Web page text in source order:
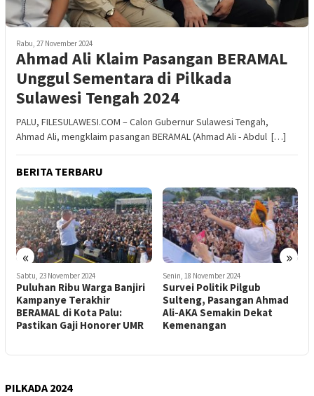
Rabu, 27 November 2024
Ahmad Ali Klaim Pasangan BERAMAL
Unggul Sementara di Pilkada
Sulawesi Tengah 2024
PALU, FILESULAWESI.COM – Calon Gubernur Sulawesi Tengah,
Ahmad Ali, mengklaim pasangan BERAMAL (Ahmad Ali - Abdul […]
BERITA TERBARU
« »
Senin, 18 November 2024
Survei Politik Pilgub
Sulteng, Pasangan Ahmad
Ali-AKA Semakin Dekat
Kemenangan
Minggu, 10 November 2024
Tersisa 17 Hari Jelang
Pemilihan, Perindo Sulteng
Perkuat Soliditas
Menangkan Ahmad Ali-
PILKADA 2024